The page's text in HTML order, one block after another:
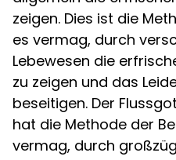
zeigen. Dies ist die
es vermag, durch
Lebewesen die
zu zeigen und das
beseitigen. Der
hat die Methode der
vermag, durch